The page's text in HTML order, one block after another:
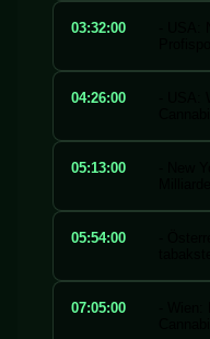
03:32:00
04:26:00
05:13:00
05:54:00
07:05:00